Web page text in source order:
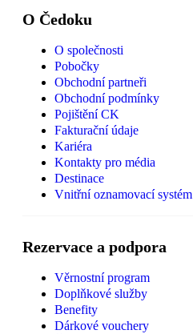
O Čedoku
O společnosti
Pobočky
Obchodní partneři
Obchodní podmínky
Pojištění CK
Fakturační údaje
Kariéra
Kontakty pro média
Destinace
Vnitřní oznamovací systém
Rezervace a podpora
Věrnostní program
Doplňkové služby
Benefity
Dárkové vouchery